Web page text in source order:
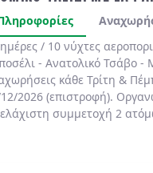
/ 10 νύχτες
- Ανατολικό Τσάβο
κάθε Τρίτη &
2026 (επιστροφή).
συμμετοχή 2